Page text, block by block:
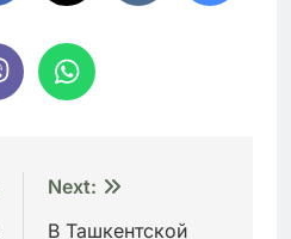
Next:
В Ташкентской